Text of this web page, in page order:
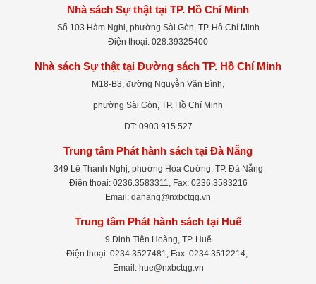
Nhà sách Sự thật tại TP. Hồ Chí Minh
Số 103 Hàm Nghi, phường Sài Gòn, TP. Hồ Chí Minh
Điện thoại: 028.39325400
Nhà sách Sự thật tại Đường sách TP. Hồ Chí Minh
M18-B3, đường Nguyễn Văn Bình,
phường Sài Gòn, TP. Hồ Chí Minh
ĐT: 0903.915.527
Trung tâm Phát hành sách tại Đà Nẵng
349 Lê Thanh Nghị, phường Hòa Cường, TP. Đà Nẵng
Điện thoại: 0236.3583311, Fax: 0236.3583216
Email: danang@nxbctqg.vn
Trung tâm Phát hành sách tại Huế
9 Đinh Tiên Hoàng, TP. Huế
Điện thoại: 0234.3527481, Fax: 0234.3512214,
Email: hue@nxbctqg.vn